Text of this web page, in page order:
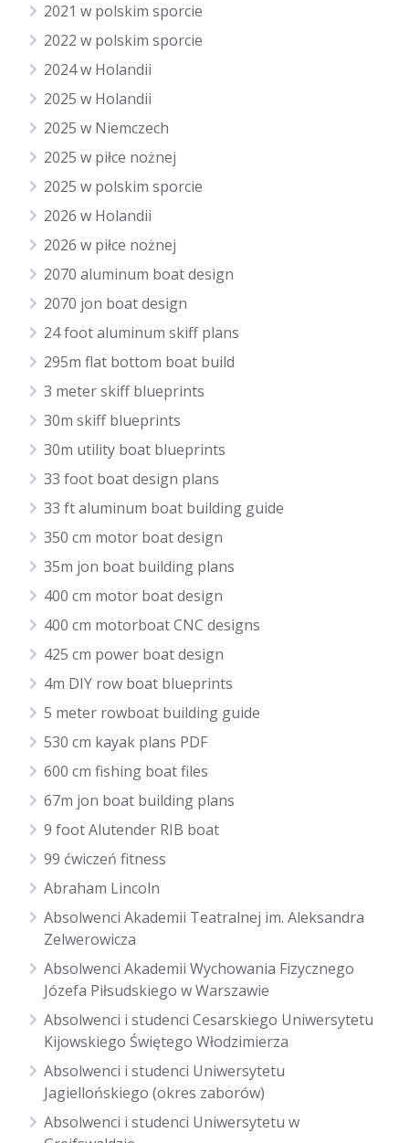
2021 w polskim sporcie
2022 w polskim sporcie
2024 w Holandii
2025 w Holandii
2025 w Niemczech
2025 w piłce nożnej
2025 w polskim sporcie
2026 w Holandii
2026 w piłce nożnej
2070 aluminum boat design
2070 jon boat design
24 foot aluminum skiff plans
295m flat bottom boat build
3 meter skiff blueprints
30m skiff blueprints
30m utility boat blueprints
33 foot boat design plans
33 ft aluminum boat building guide
350 cm motor boat design
35m jon boat building plans
400 cm motor boat design
400 cm motorboat CNC designs
425 cm power boat design
4m DIY row boat blueprints
5 meter rowboat building guide
530 cm kayak plans PDF
600 cm fishing boat files
67m jon boat building plans
9 foot Alutender RIB boat
99 ćwiczeń fitness
Abraham Lincoln
Absolwenci Akademii Teatralnej im. Aleksandra
Zelwerowicza
Absolwenci Akademii Wychowania Fizycznego
Józefa Piłsudskiego w Warszawie
Absolwenci i studenci Cesarskiego Uniwersytetu
Kijowskiego Świętego Włodzimierza
Absolwenci i studenci Uniwersytetu
Jagiellońskiego (okres zaborów)
Absolwenci i studenci Uniwersytetu w